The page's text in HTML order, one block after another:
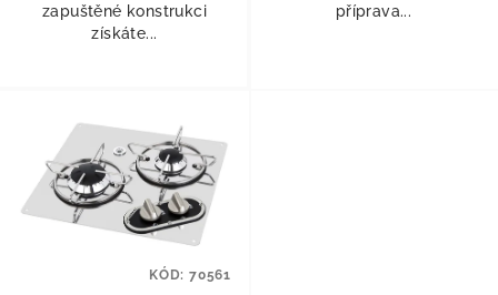
zapuštěné konstrukci
získáte...
příprava...
KÓD: 70561